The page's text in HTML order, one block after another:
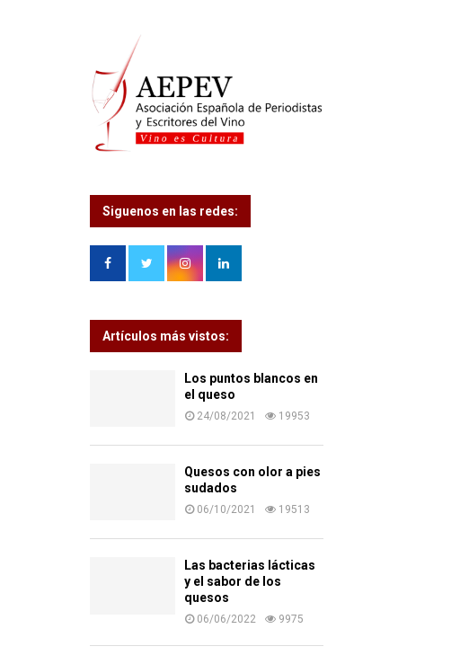
Siguenos en las redes:
Artículos más vistos:
Los puntos blancos en
el queso
24/08/2021 19953
Quesos con olor a pies
sudados
06/10/2021 19513
Las bacterias lácticas
y el sabor de los
quesos
06/06/2022 9975